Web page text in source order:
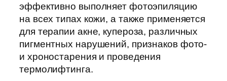
эффективно выполняет фотоэпиляцию
на всех типах кожи, а также применяется
для терапии акне, купероза, различных
пигментных нарушений, признаков фото-
и хроностарения и проведения
термолифтинга.